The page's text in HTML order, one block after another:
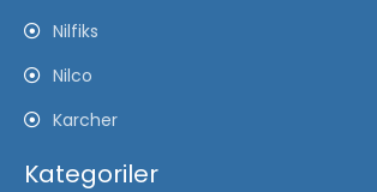
Nilfiks
Nilco
Karcher
Kategoriler